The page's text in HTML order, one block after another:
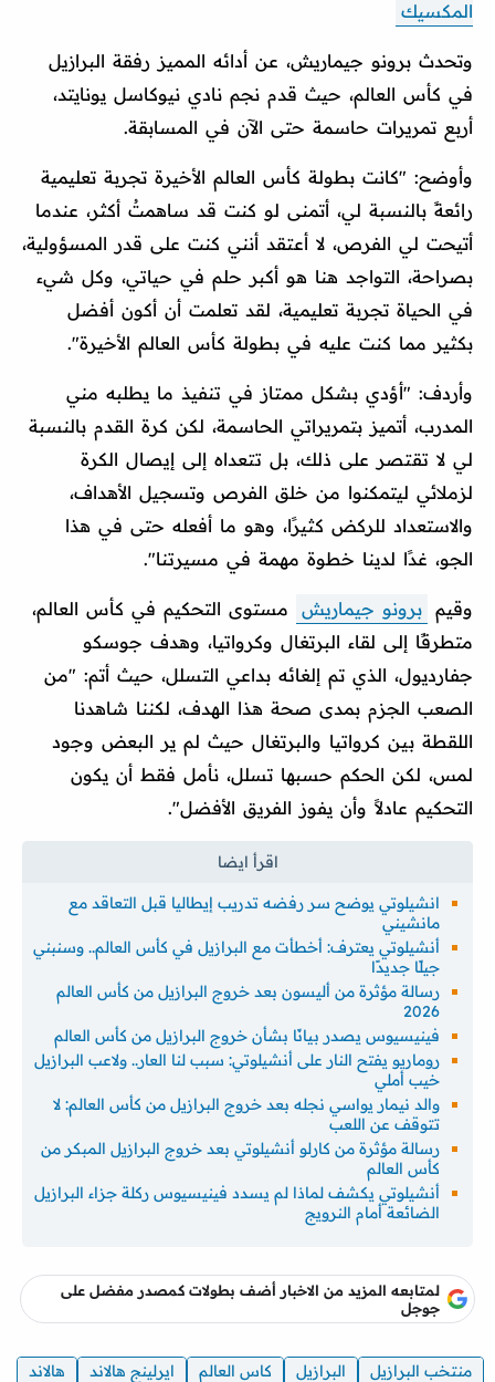
المكسيك
وتحدث برونو جيماريش، عن أدائه المميز رفقة البرازيل
في كأس العالم، حيث قدم نجم نادي نيوكاسل يونايتد،
أربع تمريرات حاسمة حتى الآن في المسابقة.
وأوضح: "كانت بطولة كأس العالم الأخيرة تجربة تعليمية
رائعةً بالنسبة لي، أتمنى لو كنت قد ساهمتُ أكثر، عندما
أتيحت لي الفرص، لا أعتقد أنني كنت على قدر المسؤولية،
بصراحة، التواجد هنا هو أكبر حلم في حياتي، وكل شيء
في الحياة تجربة تعليمية، لقد تعلمت أن أكون أفضل
بكثير مما كنت عليه في بطولة كأس العالم الأخيرة".
وأردف: "أؤدي بشكل ممتاز في تنفيذ ما يطلبه مني
المدرب، أتميز بتمريراتي الحاسمة، لكن كرة القدم بالنسبة
لي لا تقتصر على ذلك، بل تتعداه إلى إيصال الكرة
لزملائي ليتمكنوا من خلق الفرص وتسجيل الأهداف،
والاستعداد للركض كثيرًا، وهو ما أفعله حتى في هذا
الجو، غدًا لدينا خطوة مهمة في مسيرتنا".
وقيم برونو جيماريش
مستوى التحكيم في كأس العالم،
متطرقًا إلى لقاء البرتغال وكرواتيا، وهدف جوسكو
جفارديول، الذي تم إلغائه بداعي التسلل، حيث أتم: "من
الصعب الجزم بمدى صحة هذا الهدف، لكننا شاهدنا
اللقطة بين كرواتيا والبرتغال حيث لم ير البعض وجود
لمس، لكن الحكم حسبها تسلل، نأمل فقط أن يكون
التحكيم عادلاً وأن يفوز الفريق الأفضل".
انشيلوتي يوضح سر رفضه تدريب إيطاليا قبل التعاقد مع
مانشيني
أنشيلوتي يعترف: أخطأت مع البرازيل في كأس العالم.. وسنبني
جيلًا جديدًا
رسالة مؤثرة من أليسون بعد خروج البرازيل من كأس العالم
2026
فينيسيوس يصدر بيانًا بشأن خروج البرازيل من كأس العالم
روماريو يفتح النار على أنشيلوتي: سبب لنا العار.. ولاعب البرازيل
خيب أملي
والد نيمار يواسي نجله بعد خروج البرازيل من كأس العالم: لا
تتوقف عن اللعب
رسالة مؤثرة من كارلو أنشيلوتي بعد خروج البرازيل المبكر من
كأس العالم
أنشيلوتي يكشف لماذا لم يسدد فينيسيوس ركلة جزاء البرازيل
الضائعة أمام النرويج
لمتابعه المزيد من الاخبار أضف بطولات كمصدر مفضل على
جوجل
منتخب البرازيل البرازيل كاس العالم ايرلينج هالاند
هالاند